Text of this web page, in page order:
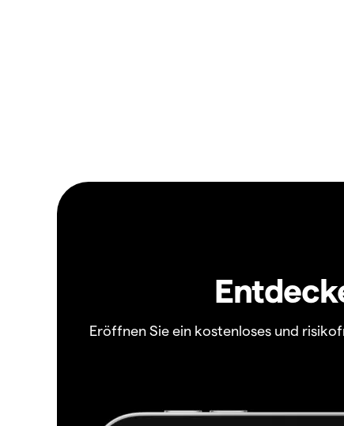
Eröffnen Sie ein kostenloses und